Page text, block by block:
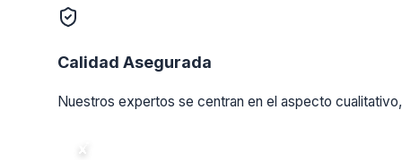
Calidad Asegurada
Nuestros expertos se centran en el aspecto